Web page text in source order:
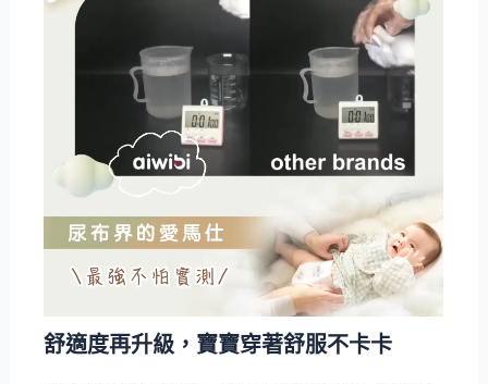
舒適度再升級，寶寶穿著舒服不卡卡